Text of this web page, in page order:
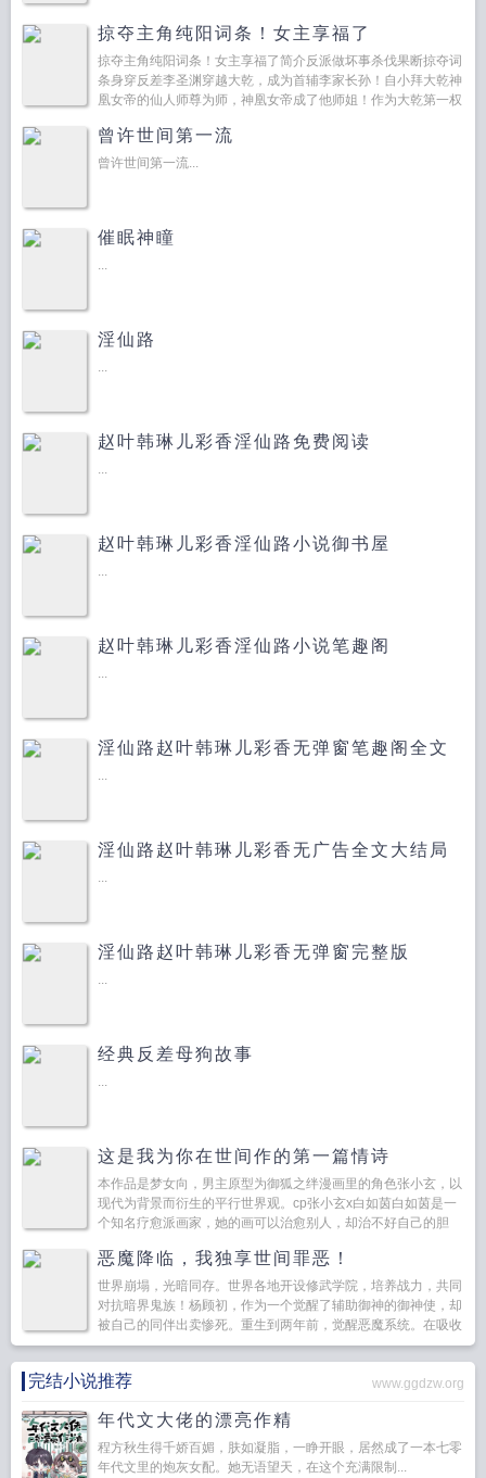
掠夺主角纯阳词条！女主享福了
掠夺主角纯阳词条！女主享福了简介反派做坏事杀伐果断掠夺词
条身穿反差李圣渊穿越大乾，成为首辅李家长孙！自小拜大乾神
凰女帝的仙人师尊为师，神凰女帝成了他师姐！作为大乾第一权
曾许世间第一流
曾许世间第一流...
催眠神瞳
...
淫仙路
...
赵叶韩琳儿彩香淫仙路免费阅读
...
赵叶韩琳儿彩香淫仙路小说御书屋
...
赵叶韩琳儿彩香淫仙路小说笔趣阁
...
淫仙路赵叶韩琳儿彩香无弹窗笔趣阁全文
...
淫仙路赵叶韩琳儿彩香无广告全文大结局
...
淫仙路赵叶韩琳儿彩香无弹窗完整版
...
经典反差母狗故事
...
这是我为你在世间作的第一篇情诗
本作品是梦女向，男主原型为御狐之绊漫画里的角色张小玄，以
现代为背景而衍生的平行世界观。cp张小玄x白如茵白如茵是一
个知名疗愈派画家，她的画可以治愈别人，却治不好自己的胆
恶魔降临，我独享世间罪恶！
世界崩塌，光暗同存。世界各地开设修武学院，培养战力，共同
对抗暗界鬼族！杨顾初，作为一个觉醒了辅助御神的御神使，却
被自己的同伴出卖惨死。重生到两年前，觉醒恶魔系统。在吸收
罪恶的同时，复制御神和异能，变成最强！...
完结小说推荐 www.ggdzw.org
年代文大佬的漂亮作精
程方秋生得千娇百媚，肤如凝脂，一睁开眼，居然成了一本七零
年代文里的炮灰女配。她无语望天，在这个充满限制...